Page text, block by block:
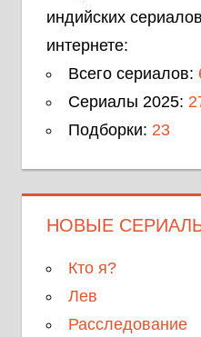
индийских
интернете:
Всего сериалов:
Сериалы 2025:
Подборки: 23
НОВЫЕ
Кто я?
Лев
Расследование